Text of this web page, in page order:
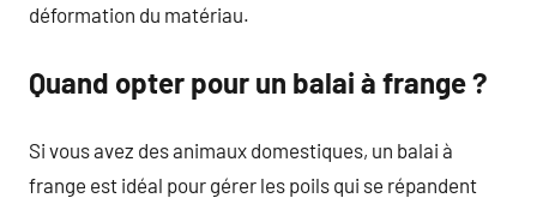
déformation du matériau.
Quand opter pour un balai à frange ?
Si vous avez des animaux domestiques, un balai à
frange est idéal pour gérer les poils qui se répandent